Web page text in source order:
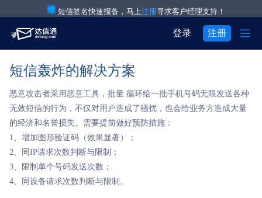
短信签名快速报备，马上注册寻求客户经理支持！
登录 注册 
产品与服务 
验证码通知短信
营销短信
彩信群发
语音通知
解决方案 
 IT互联网行业
 电商行业
 物流行业
关于我们 
 关于达信通
行业资讯
注册
用户中心 
短信轰炸的解决方案
恶意攻击者采用恶意工具，批量.循环给一批手机号码无限发送各种
无效短信的行为，不仅对用户造成了骚扰，也会给业务方造成大量
的经济和名誉损失。需要提前做好预防措施：
1、增加图形验证码（效果显著）；
2、同IP请求次数判断与限制；
3、限制单个号码发送次数；
4、同设备请求次数判断与限制。